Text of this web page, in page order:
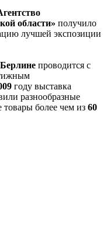
области» получило
лучшей экспозиции
Берлине проводится с
году выставка
разнообразные
товары более чем из 60